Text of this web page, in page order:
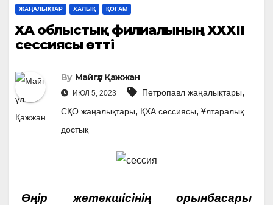
ЖАҢАЛЫҚТАР ХАЛЫҚ ҚОҒАМ
ҚХА облыстық филиалының ХХХІІ
сессиясы өтті
By Майгүл Қажжан
ИЮЛ 5, 2023 Петропавл жаңалықтары,
СҚО жаңалықтары, ҚХА сессиясы, Ұлтаралық
достық
Өңір жетекшісінің орынбасары